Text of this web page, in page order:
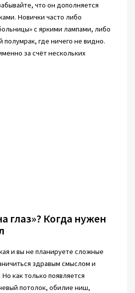
что он дополняется
Новички часто либо
с яркими лампами, либо
полумрак, где ничего не видно.
за счёт нескольких
глаз»? Когда нужен
и вы не планируете сложные
здравым смыслом и
как только появляется
потолок, обилие ниш,